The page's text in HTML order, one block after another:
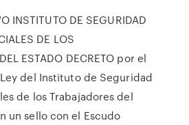
INSTITUTO DE SEGURIDAD
DE LOS
ESTADO DECRETO por el
del Instituto de Seguridad
de los Trabajadores del
un sello con el Escudo